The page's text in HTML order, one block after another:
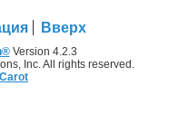
Вверх
Version 4.2.3
Inc. All rights reserved.